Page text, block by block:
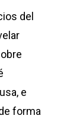
del
e
forma